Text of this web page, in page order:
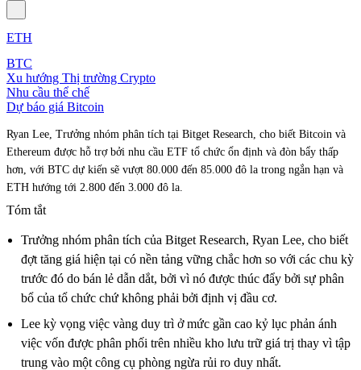
ETH
BTC
Xu hướng Thị trường Crypto
Nhu cầu thể chế
Dự báo giá Bitcoin
Ryan Lee, Trưởng nhóm phân tích tại Bitget Research, cho biết Bitcoin và
Ethereum được hỗ trợ bởi nhu cầu ETF tổ chức ổn định và đòn bẩy thấp
hơn, với BTC dự kiến sẽ vượt 80.000 đến 85.000 đô la trong ngắn hạn và
ETH hướng tới 2.800 đến 3.000 đô la.
Tóm tắt
Trưởng nhóm phân tích của Bitget Research, Ryan Lee, cho biết
đợt tăng giá hiện tại có nền tảng vững chắc hơn so với các chu kỳ
trước đó do bán lẻ dẫn dắt, bởi vì nó được thúc đẩy bởi sự phân
bổ của tổ chức chứ không phải bởi định vị đầu cơ.
Lee kỳ vọng việc vàng duy trì ở mức gần cao kỷ lục phản ánh
việc vốn được phân phối trên nhiều kho lưu trữ giá trị thay vì tập
trung vào một công cụ phòng ngừa rủi ro duy nhất.